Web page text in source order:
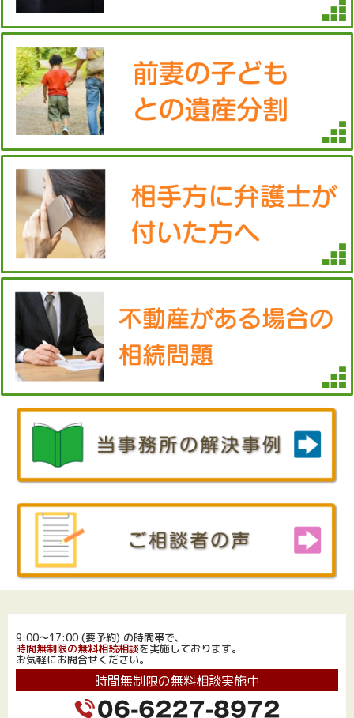
9:00～17:00 (要予約) の時間帯で、
時間無制限の無料相続相談を実施しております。
お気軽にお問合せください。
時間無制限の無料相談実施中